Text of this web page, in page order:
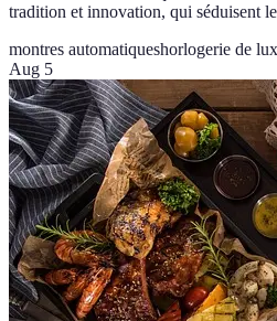
tradition et innovation, qui séduisent
montres automatiqueshorlogerie de
Aug 5